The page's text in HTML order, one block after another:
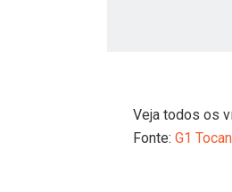
Veja todos os
Fonte:G1